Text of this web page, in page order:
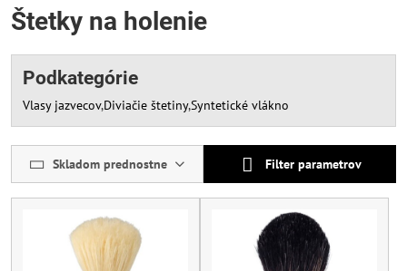
Štetky na holenie
Podkategórie
Vlasy jazvecov Diviačie štetinySyntetické vlákno
Skladom prednostne Filter parametrov